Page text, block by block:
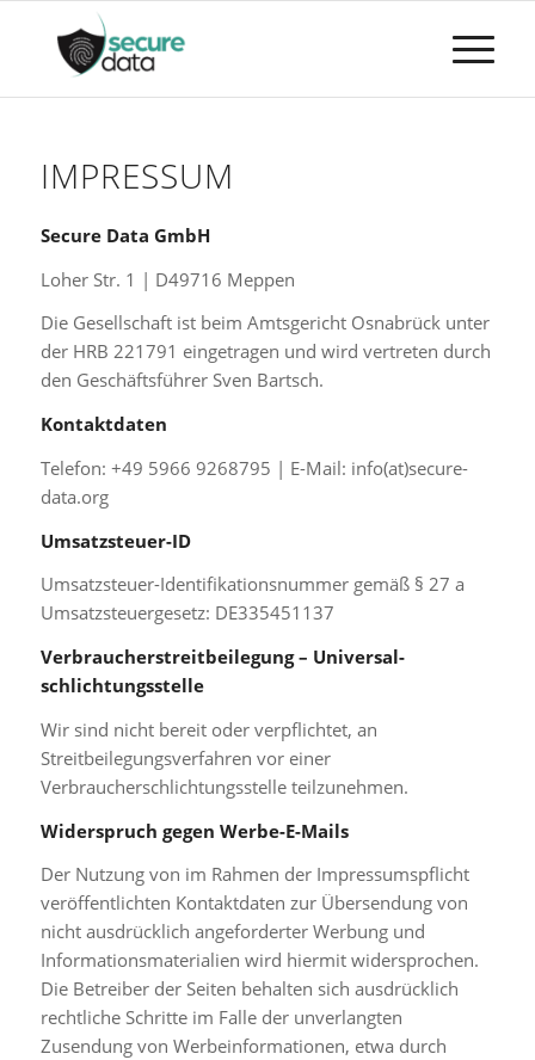
IMPRESSUM
Secure Data GmbH
Loher Str. 1 | D49716 Meppen
Die Gesellschaft ist beim Amtsgericht Osnabrück unter
der HRB 221791 eingetragen und wird vertreten durch
den Geschäftsführer Sven Bartsch.
Kontaktdaten
Telefon: +49 5966 9268795 | E-Mail: info(at)secure-
data.org
Umsatzsteuer-ID
Umsatzsteuer-Identifikationsnummer gemäß § 27 a
Umsatzsteuergesetz: DE335451137
Verbraucher­streit­beilegung – Universal­
schlichtungs­stelle
Wir sind nicht bereit oder verpflichtet, an
Streitbeilegungsverfahren vor einer
Verbraucherschlichtungsstelle teilzunehmen.
Widerspruch gegen Werbe-E-Mails
Der Nutzung von im Rahmen der Impressumspflicht
veröffentlichten Kontaktdaten zur Übersendung von
nicht ausdrücklich angeforderter Werbung und
Informationsmaterialien wird hiermit widersprochen.
Die Betreiber der Seiten behalten sich ausdrücklich
rechtliche Schritte im Falle der unverlangten
Zusendung von Werbeinformationen, etwa durch